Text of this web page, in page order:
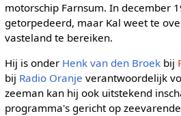
motorschip Farnsum. In december
getorpedeerd, maar Kal weet te
vasteland te bereiken.
Hij is onder Henk van den Broekbij
bij Radio Oranje verantwoordelijk
zeeman kan hij ook uitstekend
programma's gericht op